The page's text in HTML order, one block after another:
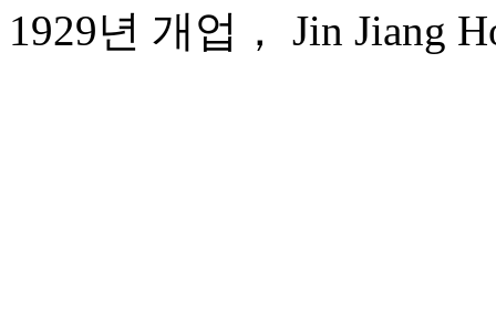
1929년 개업， Jin Jiang